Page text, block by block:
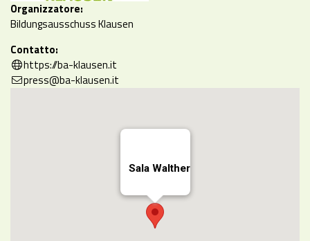
Organizzatore:
Bildungsausschuss Klausen
Contatto:
https://ba-klausen.it
press@ba-klausen.it
Sala Walther